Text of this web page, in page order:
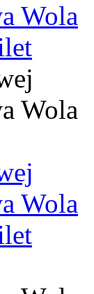
Wola
Wola
Wola